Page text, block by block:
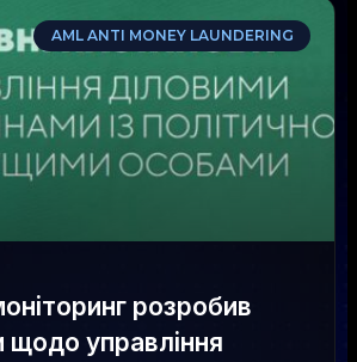
AML ANTI MONEY LAUNDERING
розробив
щодо управління